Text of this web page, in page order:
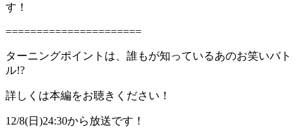
す！
======================
ターニングポイントは、誰もが知っているあのお笑いバト
ル!?
詳しくは本編をお聴きください！
12/8(日)24:30から放送です！